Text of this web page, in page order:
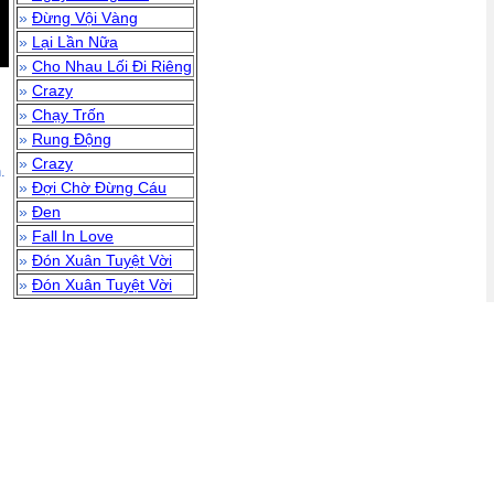
» Đừng Vội Vàng
» Lại Lần Nữa
» Cho Nhau Lối Đi Riêng
» Crazy
» Chạy Trốn
» Rung Động
» Crazy
» Đợi Chờ Đừng Cáu
» Đen
» Fall In Love
» Đón Xuân Tuyệt Vời
» Đón Xuân Tuyệt Vời